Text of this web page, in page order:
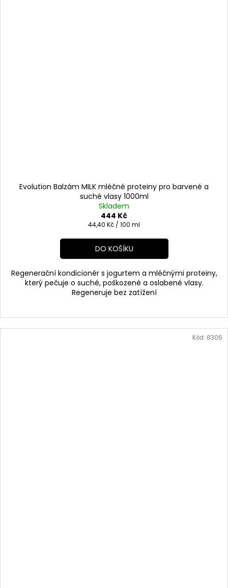
Evolution Balzám MILK mléčné proteiny pro barvené a
suché vlasy 1000ml
Skladem
444 Kč
Měrná
44,40 Kč / 100 ml
DO KOŠÍKU
Regenerační kondicionér s jogurtem a mléčnými proteiny,
který pečuje o suché, poškozené a oslabené vlasy.
Regeneruje bez zatížení
Kód: 8306